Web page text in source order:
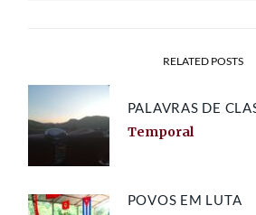
RELATED POSTS
PALAVRAS DE
Temporal
POVOS EM LUTA